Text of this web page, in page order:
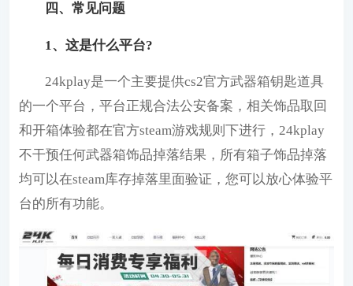
四、常见问题
1、这是什么平台?
24kplay是一个主要提供cs2官方武器箱钥匙道具
的一个平台，平台正规合法公安备案，相关饰品取回
和开箱体验都在官方steam游戏规则下进行，24kplay
不干预任何武器箱饰品掉落结果，所有箱子饰品掉落
均可以在steam库存掉落里面验证，您可以放心体验平
台的所有功能。